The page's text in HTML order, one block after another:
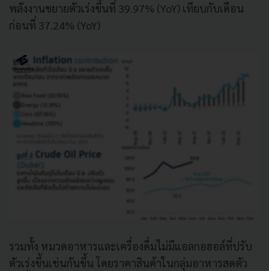
พลังงานขยายตัวเร่งขึ้นที่ 39.97% (YoY) เทียบกับเดือน
ก่อนที่ 37.24% (YoY)
รวมทั้ง หมวดอาหารและเครื่องดื่มไม่มีแอลกอฮอล์ที่ปรับ
ตัวเร่งขึ้นเช่นกันขึ้น โดยราคาสินค้าในกลุ่มอาหารสดตัว